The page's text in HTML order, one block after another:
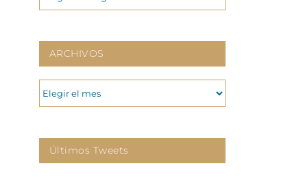
ARCHIVOS
ARCHIVOS
Últimos Tweets